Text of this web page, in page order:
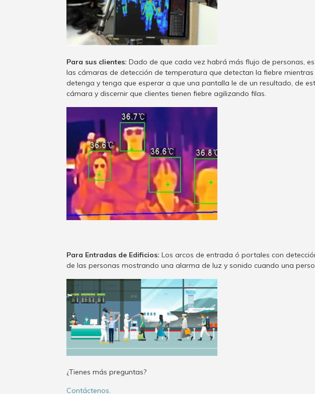
Para sus clientes: Dado de que cada vez habrá más flujo de personas,
las cámaras de detección de temperatura que detectan la fiebre
detenga y tenga que esperar a que una pantalla le de un resultado, de
cámara y discernir que clientes tienen fiebre agilizando filas.
Para Entradas de Edificios: Los arcos de entrada ó portales con
de las personas mostrando una alarma de luz y sonido cuando una
¿Tienes más preguntas?
Contáctenos.